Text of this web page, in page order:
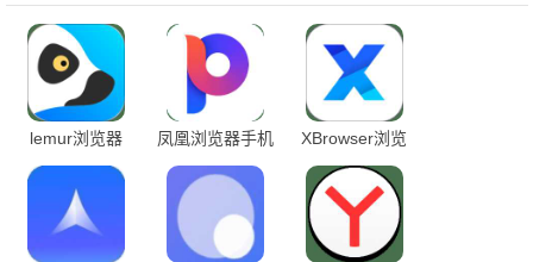
lemur浏览器
凤凰浏览器手机
版
XBrowser浏览
器